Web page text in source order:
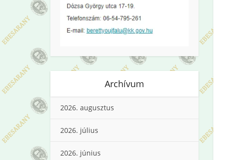
Archívum
2026. augusztus
2026. július
2026. június